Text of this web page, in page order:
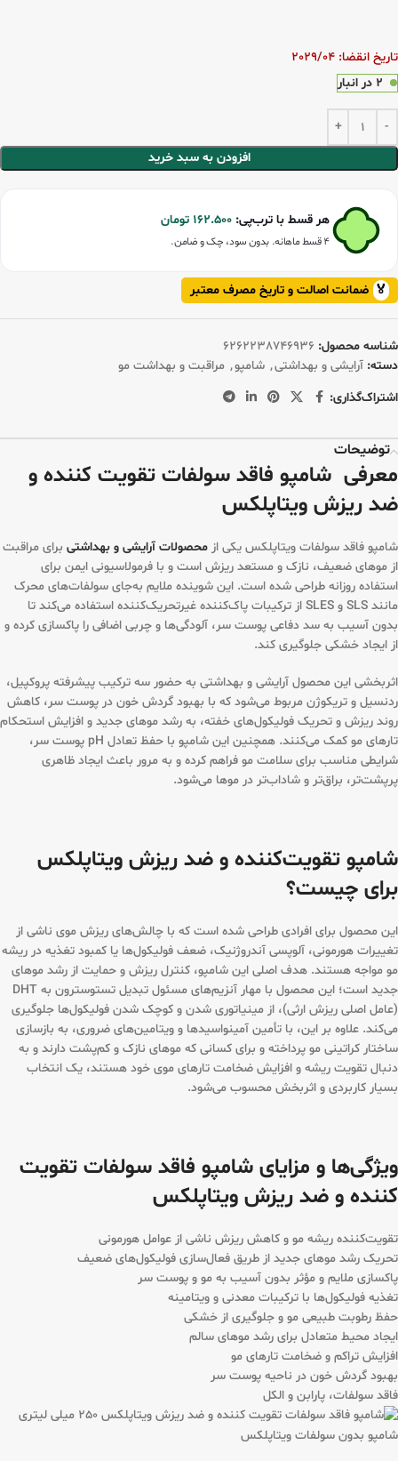
تاریخ انقضا: 2029/04
2 در انبار
افزودن به سبد خرید
هر قسط با ترب‌پی: 162.500 تومان
۴ قسط ماهانه. بدون سود، چک و ضامن.
🏅 ضمانت اصالت و تاریخ مصرف معتبر
شناسه محصول: 6262238746936
دسته: آرایشی و بهداشتی, شامپو, مراقبت و بهداشت مو
اشتراک‌گذاری:
توضیحات
معرفی شامپو فاقد سولفات تقویت کننده و
ضد ریزش ویتاپلکس
شامپو فاقد سولفات ویتاپلکس یکی از محصولات آرایشی و بهداشتی برای مراقبت
از موهای ضعیف، نازک و مستعد ریزش است و با فرمولاسیونی ایمن برای
استفاده روزانه طراحی شده است. این شوینده ملایم به‌جای سولفات‌های محرک
مانند SLS و SLES از ترکیبات پاک‌کننده غیرتحریک‌کننده استفاده می‌کند تا
بدون آسیب به سد دفاعی پوست سر، آلودگی‌ها و چربی اضافی را پاکسازی کرده و
از ایجاد خشکی جلوگیری کند.
اثربخشی این محصول آرایشی و بهداشتی به حضور سه ترکیب پیشرفته پروکپیل،
ردنسیل و تریکوژن مربوط می‌شود که با بهبود گردش خون در پوست سر، کاهش
روند ریزش و تحریک فولیکول‌های خفته، به رشد موهای جدید و افزایش استحکام
تارهای مو کمک می‌کنند. همچنین این شامپو با حفظ تعادل pH پوست سر،
شرایطی مناسب برای سلامت مو فراهم کرده و به مرور باعث ایجاد ظاهری
پرپشت‌تر، براق‌تر و شاداب‌تر در موها می‌شود.
شامپو تقویت‌کننده و ضد ریزش ویتاپلکس
برای چیست؟
این محصول برای افرادی طراحی شده است که با چالش‌های ریزش موی ناشی از
تغییرات هورمونی، آلوپسی آندروژنیک، ضعف فولیکول‌ها یا کمبود تغذیه در ریشه
مو مواجه هستند. هدف اصلی این شامپو، کنترل ریزش و حمایت از رشد موهای
جدید است؛ این محصول با مهار آنزیم‌های مسئول تبدیل تستوسترون به DHT
(عامل اصلی ریزش ارثی)، از مینیاتوری شدن و کوچک شدن فولیکول‌ها جلوگیری
می‌کند. علاوه بر این، با تأمین آمینواسیدها و ویتامین‌های ضروری، به بازسازی
ساختار کراتینی مو پرداخته و برای کسانی که موهای نازک و کم‌پشت دارند و به
دنبال تقویت ریشه و افزایش ضخامت تارهای موی خود هستند، یک انتخاب
بسیار کاربردی و اثربخش محسوب می‌شود.
ویژگی‌ها و مزایای شامپو فاقد سولفات تقویت
کننده و ضد ریزش ویتاپلکس
تقویت‌کننده ریشه مو و کاهش ریزش ناشی از عوامل هورمونی
تحریک رشد موهای جدید از طریق فعال‌سازی فولیکول‌های ضعیف
پاکسازی ملایم و مؤثر بدون آسیب به مو و پوست سر
تغذیه فولیکول‌ها با ترکیبات معدنی و ویتامینه
حفظ رطوبت طبیعی مو و جلوگیری از خشکی
ایجاد محیط متعادل برای رشد موهای سالم
افزایش تراکم و ضخامت تارهای مو
بهبود گردش خون در ناحیه پوست سر
فاقد سولفات، پارابن و الکل
شامپو بدون سولفات ویتاپلکس